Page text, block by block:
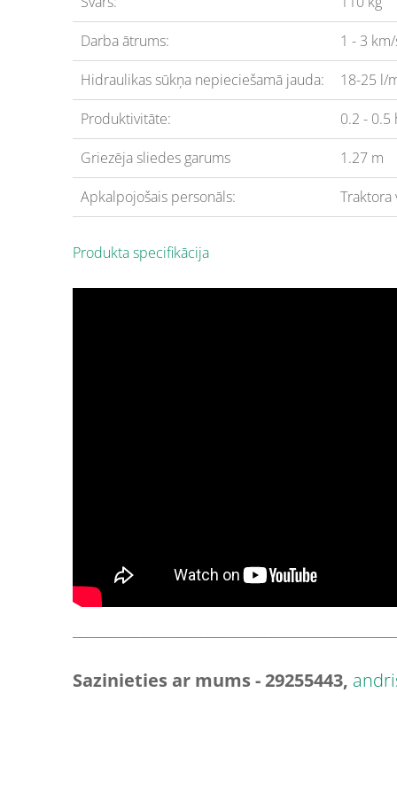
Darba ātrums:
1 - 3
Hidraulikas sūkņa nepieciešamā jauda:
18-25 l/
Produktivitāte:
0.2 - 0.5
Griezēja sliedes garums
1.27 m
Apkalpojošais personāls:
Traktora
Produkta specifikācija
Sazinieties ar mums - 29255443,